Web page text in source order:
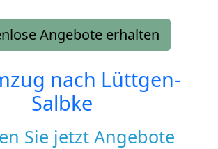
Angebote erhalten
nach Lüttgen-
Salbke
Sie jetzt Angebote